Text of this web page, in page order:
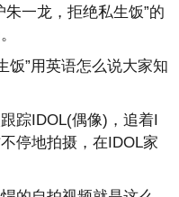
一龙，拒绝私生饭”的
”用英语怎么说大家知
IDOL(偶像)，追着I
停地拍摄，在IDOL家